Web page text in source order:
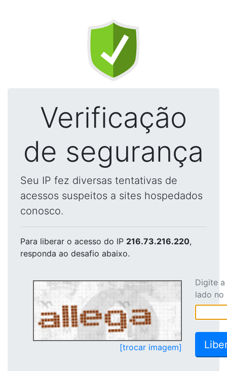
Verificação
de segurança
Seu IP fez diversas tentativas de
acessos suspeitos a sites hospedados
conosco.
Para liberar o acesso do IP 216.73.216.220,
responda ao desafio abaixo.
[trocar imagem]
Digite
lado no